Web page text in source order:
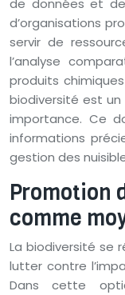
de données et
d’organisations
servir de
l’analyse
produits
biodiversité est
importance. Ce
informations
gestion des
Promotion
comme
La biodiversité se
lutter contre
Dans cette